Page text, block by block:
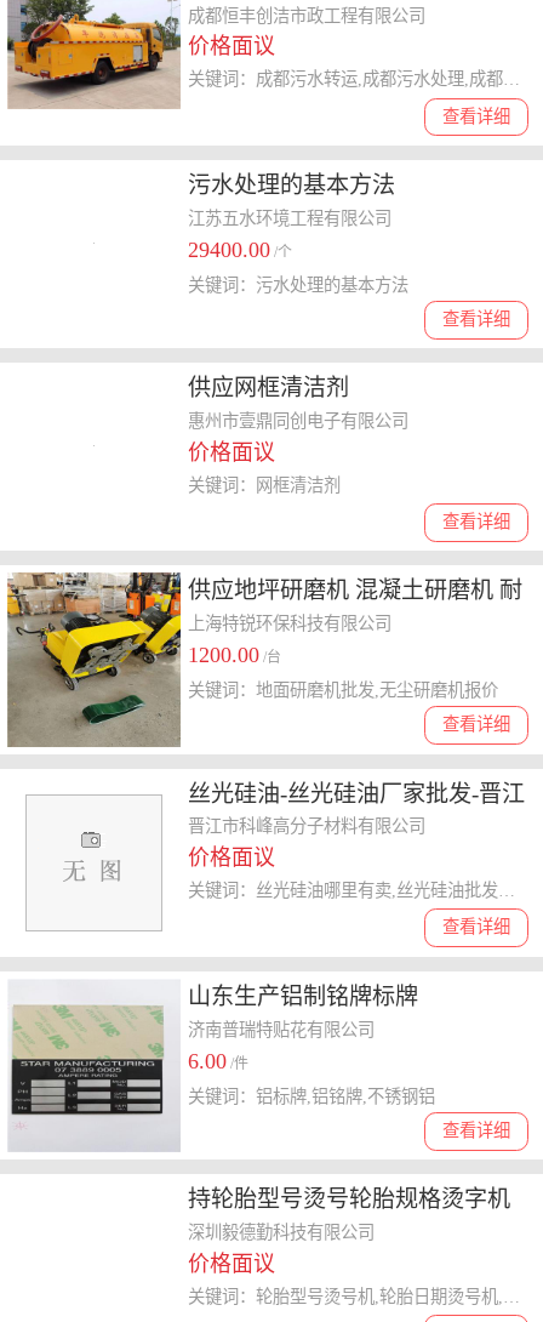
理
成都恒丰创洁市政工程有限公司
价格面议
查看详细
关键词：成都污水转运,成都污水处理,成都污水清理
污水处理的基本方法
江苏五水环境工程有限公司
29400.00 /个
查看详细
关键词：污水处理的基本方法
供应网框清洁剂
惠州市壹鼎同创电子有限公司
价格面议
查看详细
关键词：网框清洁剂
供应地坪研磨机 混凝土研磨机 耐
磨地面研磨机 水泥地坪研磨机 环
氧地面研磨机 地坪无尘研磨机
上海特锐环保科技有限公司
1200.00 /台
查看详细
关键词：地面研磨机批发,无尘研磨机报价
丝光硅油-丝光硅油厂家批发-晋江
科峰(推荐商家)
晋江市科峰高分子材料有限公司
价格面议
查看详细
关键词：丝光硅油哪里有卖,丝光硅油批发价格,丝光硅油厂家批发,丝光硅油生产公司,丝光硅油生产企业
山东生产铝制铭牌标牌
济南普瑞特贴花有限公司
6.00 /件
查看详细
关键词：铝标牌,铝铭牌,不锈钢铝
持轮胎型号烫号轮胎规格烫字机
烫号轮胎日期烫号机凹凸型号烫
号机
深圳毅德勤科技有限公司
价格面议